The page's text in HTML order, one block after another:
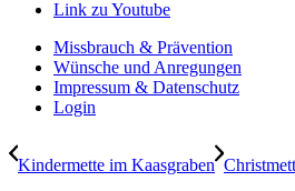
Link zu Youtube
Missbrauch & Prävention
Wünsche und Anregungen
Impressum & Datenschutz
Login
Kindermette im Kaasgraben